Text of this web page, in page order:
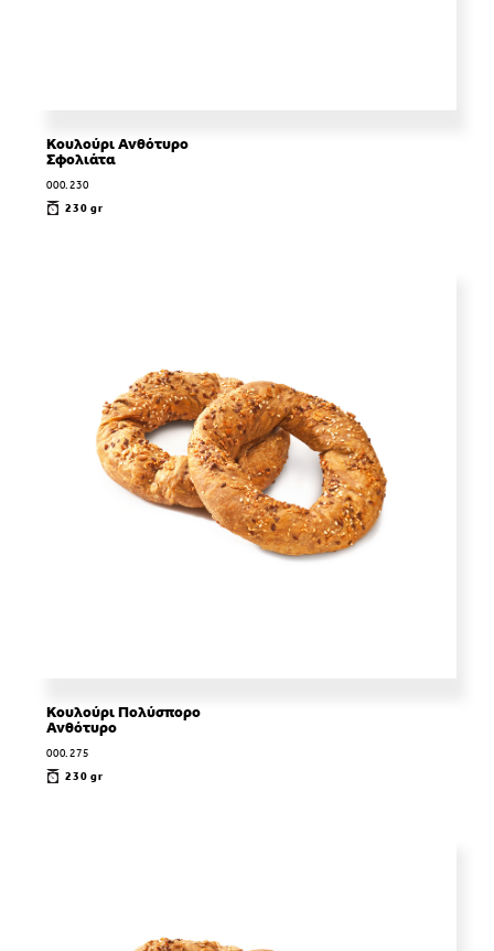
Κουλούρι Ανθότυρο
Σφολιάτα
000.230
230 gr
Κουλούρι Πολύσπορο
Ανθότυρο
000.275
230 gr